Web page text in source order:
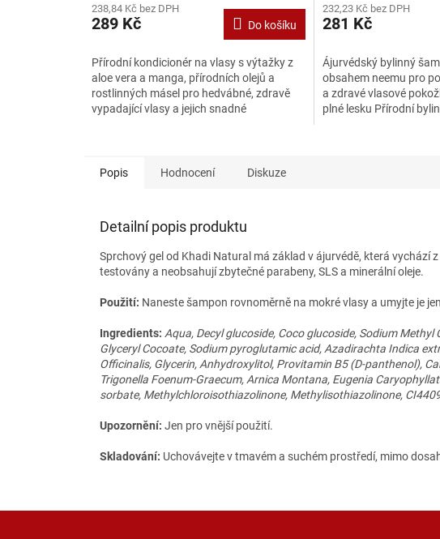
238,84 Kč bez DPH
289 Kč Do košíku
Přírodní kondicionér na vlasy s výtažky z
aloe vera a manga, přírodních olejů a
rostlinných másel pro hedvábné, zdravě
vypadající vlasy a jejich snadné
232,23 Kč bez DPH
281 Kč
Ájurvédský bylinný
obsahem neemu pro
a zdravé vlasové
plné lesku Přírodní
Popis Hodnocení Diskuze
Detailní popis produktu
Sprchový gel od Khadi Natural má základ v ájurvédě, která vychází
testovány a neobsahujízbytečné parabeny, SLS a minerální oleje.
Použití: Naneste šampon rovnoměrně na mokré vlasy a umyjte je
Ingredients: Aqua, Decyl glucoside, Coco glucoside, Sodium
Glyceryl Cocoate, Sodium pyroglutamic acid, Azadirachta Indica
Officinalis, Glycerin, Anhydroxylitol, Provitamin B5 (D-panthenol),
Trigonella Foenum-Graecum, Arnica Montana, Eugenia
sorbate, Methylchloroisothiazolinone, Methylisothiazolinone,
Upozornění: Jen pro vnější použití.
Skladování: Uchovávejte v tmavém a suchém prostředí, mimo